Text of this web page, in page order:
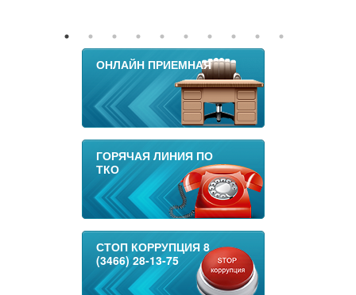
ОНЛАЙН ПРИЕМНАЯ
ГОРЯЧАЯ ЛИНИЯ ПО
ТКО
СТОП КОРРУПЦИЯ 8
(3466) 28-13-75